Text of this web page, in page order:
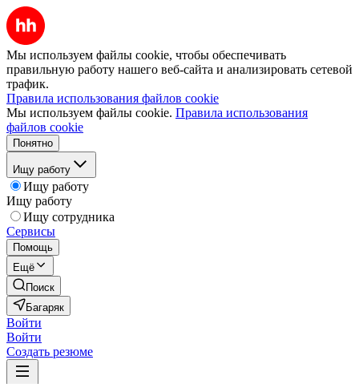
Мы используем файлы cookie, чтобы обеспечивать
правильную работу нашего веб-сайта и анализировать сетевой
трафик.
Правила использования файлов cookie
Мы используем файлы cookie. Правила использования
файлов cookie
Понятно
Ищу работу
Ищу работу
Ищу работу
Ищу сотрудника
Сервисы
Помощь
Ещё
Поиск
Багаряк
Войти
Войти
Создать резюме